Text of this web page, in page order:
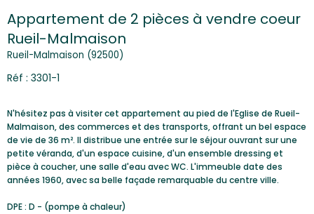
Appartement de 2 pièces à vendre coeur
Rueil-Malmaison
Rueil-Malmaison (92500)
Réf : 3301-1
N'hésitez pas à visiter cet appartement au pied de l'Eglise de Rueil-
Malmaison, des commerces et des transports, offrant un bel espace
de vie de 36 m². Il distribue une entrée sur le séjour ouvrant sur une
petite véranda, d'un espace cuisine, d'un ensemble dressing et
pièce à coucher, une salle d'eau avec WC. L'immeuble date des
années 1960, avec sa belle façade remarquable du centre ville.
DPE : D - (pompe à chaleur)